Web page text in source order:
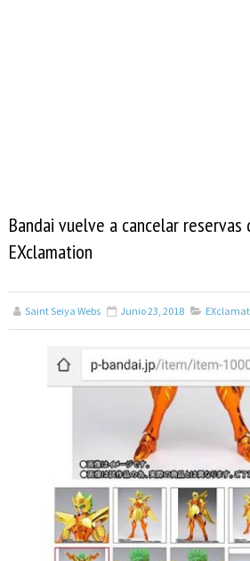
Bandai vuelve a cancelar reservas
EXclamation
Saint Seiya Webs Junio 23, 2018